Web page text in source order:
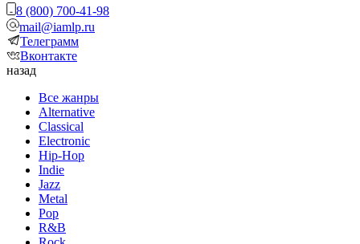
8 (800) 700-41-98
mail@iamlp.ru
Телеграмм
Вконтакте
назад
Все жанры
Alternative
Classical
Electronic
Hip-Hop
Indie
Jazz
Metal
Pop
R&B